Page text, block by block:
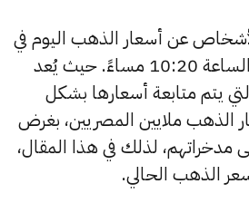
عن أسعار الذهب اليوم في
مصر الأثنين 4 نوفمبر الساعة 10:20 مساءً. حيث يُعد
يتم متابعة أسعارها بشكل
الذهب ملايين المصريين، بغرض
مدخراتهم، لذلك في هذا المقال،
الذهب الحالي.